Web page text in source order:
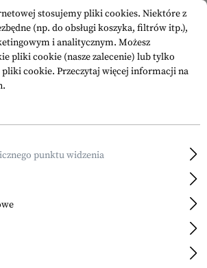
Laser For
/ XL
stosujemy pliki cookies. Niektóre z
(np. do obsługi koszyka, filtrów itp.),
i analitycznym. Możesz
pliki cookie (nasze zalecenie) lub tylko
pliki cookie. Przeczytaj więcej informacji na
punktu widzenia